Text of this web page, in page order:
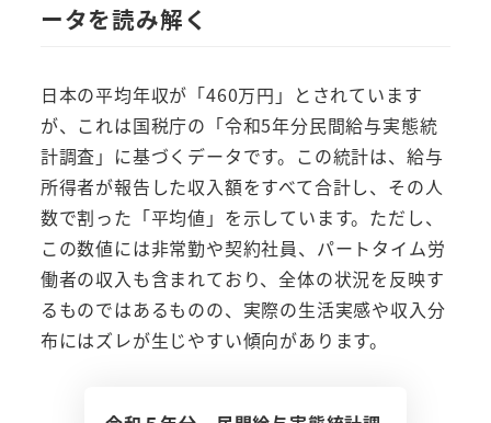
ータを読み解く
日本の平均年収が「460万円」とされています
が、これは国税庁の「令和5年分民間給与実態統
計調査」に基づくデータです。この統計は、給与
所得者が報告した収入額をすべて合計し、その人
数で割った「平均値」を示しています。ただし、
この数値には非常勤や契約社員、パートタイム労
働者の収入も含まれており、全体の状況を反映す
るものではあるものの、実際の生活実感や収入分
布にはズレが生じやすい傾向があります。